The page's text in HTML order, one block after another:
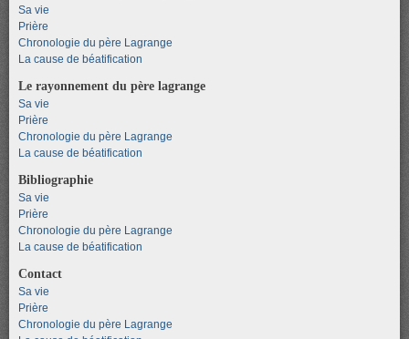
Sa vie
Prière
Chronologie du père Lagrange
La cause de béatification
Le rayonnement du père lagrange
Sa vie
Prière
Chronologie du père Lagrange
La cause de béatification
Bibliographie
Sa vie
Prière
Chronologie du père Lagrange
La cause de béatification
Contact
Sa vie
Prière
Chronologie du père Lagrange